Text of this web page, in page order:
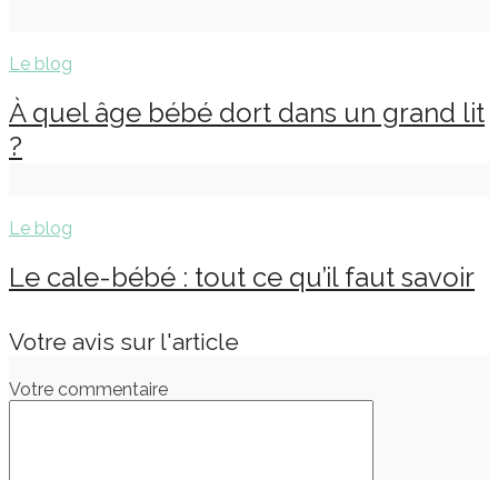
Le blog
À quel âge bébé dort dans un grand lit
?
Le blog
Le cale-bébé : tout ce qu’il faut savoir
Votre avis sur l'article
Votre commentaire